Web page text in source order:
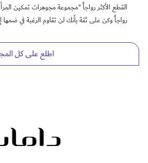
القطع الأكثر رواجاً "مجموعة مجوهرات تمكين
رواجاً وكن على ثقة بأنك لن تقاوم الرغبة في
اطلع على كل